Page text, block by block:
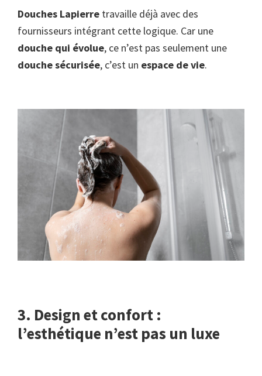
Douches Lapierre travaille déjà avec des
fournisseurs intégrant cette logique. Car une
douche qui évolue, ce n’est pas seulement une
douche sécurisée, c’est un espace de vie.
3. Design et confort :
l’esthétique n’est pas un luxe